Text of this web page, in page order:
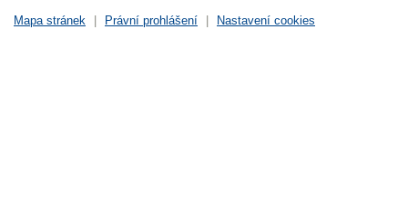
Mapa stránek Právní prohlášení Nastavení cookies